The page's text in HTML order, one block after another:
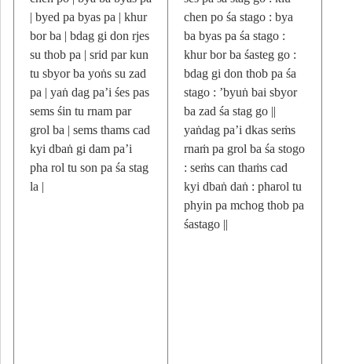
| byed pa byas pa | khur
bor ba | bdag gi don rjes
su thob pa | srid par kun
tu sbyor ba yoṅs su zad
pa | yaṅ dag pa’i śes pas
sems śin tu rnam par
grol ba | sems thams cad
kyi dbaṅ gi dam pa’i
pha rol tu son pa śa stag
la |
chen po śa stago : bya
ba byas pa śa stago :
khur bor ba śasteg go :
bdag gi don thob pa śa
stago : ’byuṅ bai sbyor
ba zad śa stag go ||
yaṅdag pa’i dkas seṁs
rnaṁ pa grol ba śa stogo
: seṁs can thaṁs cad
kyi dbaṅ daṅ : pharol tu
phyin pa mchog thob pa
śastago ||